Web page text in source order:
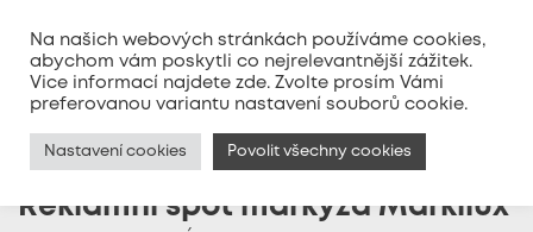
MENU
Reklamní spot markýza Markilux
Na našich webových stránkách používáme cookies,
abychom vám poskytli co nejrelevantnější zážitek.
Vice informací najdete zde. Zvolte prosím Vámi
preferovanou variantu nastavení souborů cookie.
Nastavení cookies Povolit všechny cookies